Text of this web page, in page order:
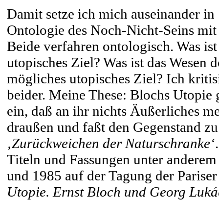
Damit setze ich mich auseinander in
Ontologie des Noch-Nicht-Seins
Beide verfahren ontologisch. Was
utopisches Ziel? Was ist das
mögliches utopisches Ziel? Ich
beider. Meine These: Blochs
ein, daß an ihr nichts Äußerliches
draußen und faßt den Gegenstand
‚Zurückweichen der Naturschranke‘
Titeln und Fassungen unter
und 1985 auf der Tagung der
Utopie. Ernst Bloch und Georg